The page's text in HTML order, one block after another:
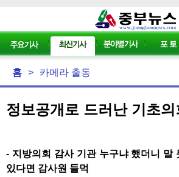
홈 > 카메라 출동
정보공개로 드러난 기초
- 지방의회 감사 기관 누구냐 했더니 말
있다면 감사원 들먹